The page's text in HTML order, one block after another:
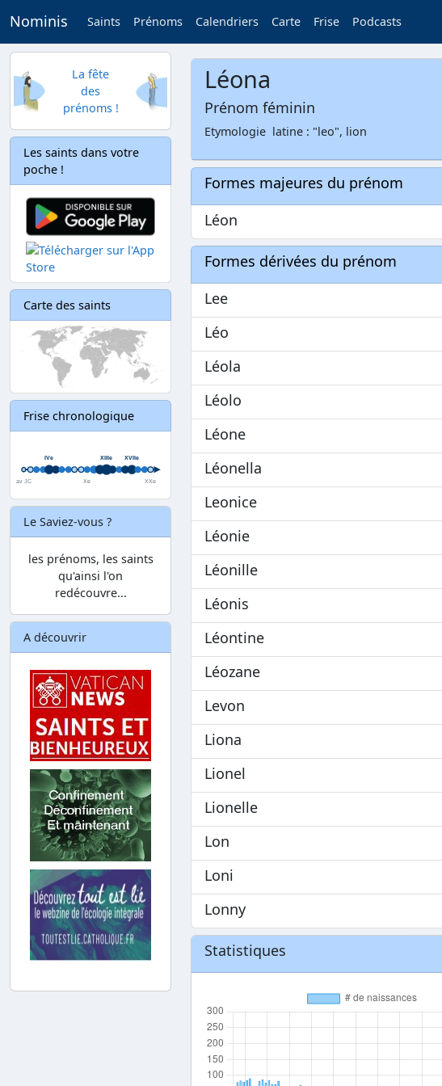
Nominis Saints Prénoms Calendriers Carte Frise Podcasts
La fête
des
prénoms !
Les saints dans votre
poche !
Carte des saints
Frise chronologique
Le Saviez-vous ?
les prénoms, les saints
qu'ainsi l'on
redécouvre...
A découvrir
Léona
Prénom féminin
Etymologie latine : "leo", lion
Formes majeures du prénom
Léon
Formes dérivées du prénom
Lee
Léo
Léola
Léolo
Léone
Léonella
Leonice
Léonie
Léonille
Léonis
Léontine
Léozane
Levon
Liona
Lionel
Lionelle
Lon
Loni
Lonny
Statistiques